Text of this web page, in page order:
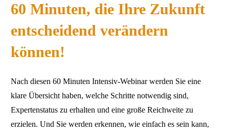
60 Minuten, die Ihre Zukunft
entscheidend verändern
können!
Nach diesen 60 Minuten Intensiv-Webinar werden Sie eine
klare Übersicht haben, welche Schritte notwendig sind,
Expertenstatus zu erhalten und eine große Reichweite zu
erzielen. Und Sie werden erkennen, wie einfach es sein kann,